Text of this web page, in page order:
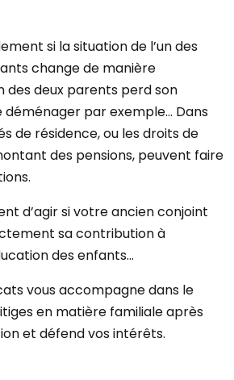
si la situation de l’un des
change de manière
des deux parents perd son
déménager par exemple… Dans
de résidence, ou les droits de
des pensions, peuvent faire
d’agir si votre ancien conjoint
sa contribution à
des enfants…
vous accompagne dans le
en matière familiale après
et défend vos intérêts.